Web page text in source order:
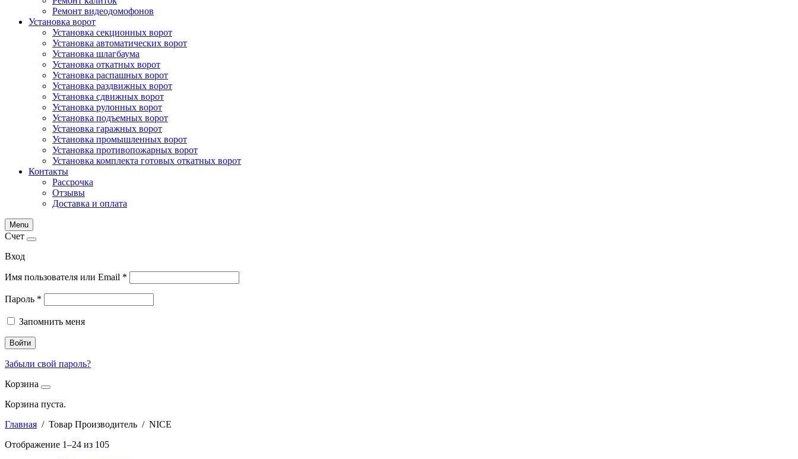
Ремонт видеодомофонов
Установка ворот
Установка секционных ворот
Установка автоматических ворот
Установка шлагбаума
Установка откатных ворот
Установка распашных ворот
Установка раздвижных ворот
Установка сдвижных ворот
Установка рулонных ворот
Установка подъемных ворот
Установка гаражных ворот
Установка промышленных ворот
Установка противопожарных ворот
Установка комплекта готовых откатных ворот
Контакты
Рассрочка
Отзывы
Доставка и оплата
Menu
Счет
Вход
Имя пользователя или Email *
Пароль *
Запомнить меня
Войти
Забыли свой пароль?
Корзина
Корзина пуста.
Главная / Товар Производитель / NICE
Отображение 1–24 из 105